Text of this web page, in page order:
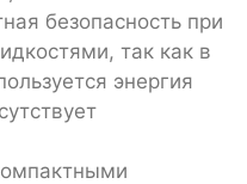
безопасность при
так как в
энергия